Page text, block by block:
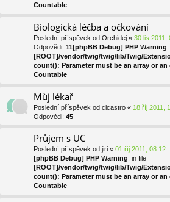
Countable
Biologická léčba a očkování
Poslední příspěvek od Orchidej « 30 lis 2011,
Odpovědi: 11[phpBB Debug] PHP Warning
[ROOT]/vendor/twig/twig/lib/Twig/
count(): Parameter must be an array or
Countable
Mùj lékař
Poslední příspěvek od cicastro « 18 říj 2011,
Odpovědi: 45
Průjem s UC
Poslední příspěvek od jiri « 01 říj 2011, 08:12
[phpBB Debug] PHP Warning: in file
[ROOT]/vendor/twig/twig/lib/Twig/
count(): Parameter must be an array or
Countable